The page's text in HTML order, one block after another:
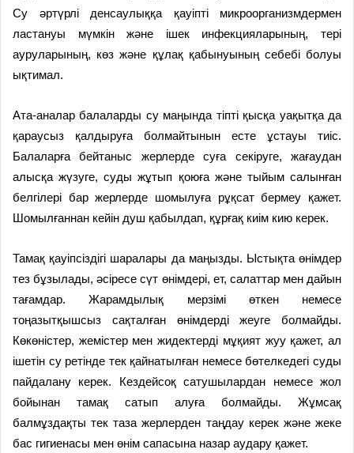
Су әртүрлі денсаулыққа қауіпті микроорганизмдермен
ластануы мүмкін және ішек инфекцияларының, тері
ауруларының, көз және құлақ қабынуының себебі болуы
ықтимал.
Ата-аналар балаларды су маңында тіпті қысқа уақытқа да
қараусыз қалдыруға болмайтынын есте ұстауы тиіс.
Балаларға бейтаныс жерлерде суға секіруге, жағаудан
алысқа жүзуге, суды жұтып қоюға және тыйым салынған
белгілері бар жерлерде шомылуға рұқсат бермеу қажет.
Шомылғаннан кейін душ қабылдап, құрғақ киім кию керек.
Тамақ қауіпсіздігі шаралары да маңызды. Ыстықта өнімдер
тез бұзылады, әсіресе сүт өнімдері, ет, салаттар мен дайын
тағамдар. Жарамдылық мерзімі өткен немесе
тоңазытқышсыз сақталған өнімдерді жеуге болмайды.
Көкөністер, жемістер мен жидектерді мұқият жуу қажет, ал
ішетін су ретінде тек қайнатылған немесе бөтелкедегі суды
пайдалану керек. Кездейсоқ сатушылардан немесе жол
бойынан тамақ сатып алуға болмайды. Жұмсақ
балмұздақты тек таза жерлерден таңдау керек және жеке
бас гигиенасы мен өнім сапасына назар аудару қажет.